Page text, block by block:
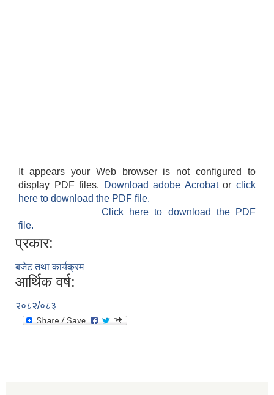
It appears your Web browser is not configured to
display PDF files.
Download adobe Acrobatorclick
here to download the PDF file.
Click here to download the PDF
file.
प्रकार:
बजेट तथा कार्यक्रम
आर्थिक वर्ष:
२०८२/०८३